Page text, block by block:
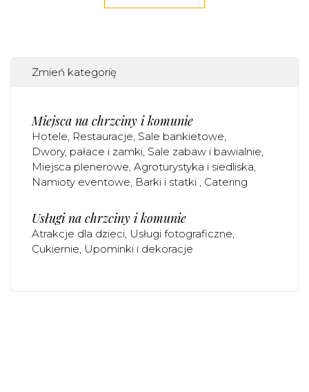
Zmień kategorię
Miejsca na chrzciny i komunie
Hotele Restauracje Sale bankietowe
Dwory, pałace i zamki Sale zabaw i bawialnie
Miejsca plenerowe Agroturystyka i siedliska
Namioty eventowe Barki i statki Catering
Usługi na chrzciny i komunie
Atrakcje dla dzieci Usługi fotograficzne
Cukiernie Upominki i dekoracje